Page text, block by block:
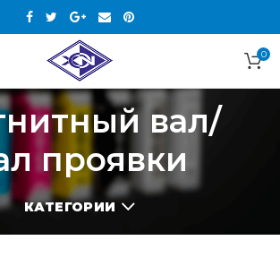
0
вал/
проявки
КАТЕГОРИИ